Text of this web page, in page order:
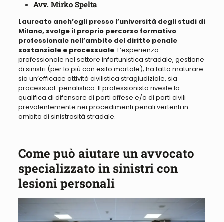
Avv. Mirko Spelta
Laureato anch’egli presso l’università degli studi di
Milano, svolge il proprio percorso formativo
professionale nell’ambito del diritto penale
sostanziale e processuale. L’esperienza
professionale nel settore infortunistica stradale, gestione
di sinistri (per lo più con esito mortale); ha fatto maturare
sia un’efficace attività civilistica stragiudiziale, sia
processual-penalistica. Il professionista riveste la
qualifica di difensore di parti offese e/o di parti civili
prevalentemente nei procedimenti penali vertenti in
ambito di sinistrosità stradale.
Come può aiutare un avvocato
specializzato in sinistri con
lesioni personali